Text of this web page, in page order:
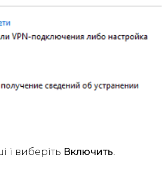
і виберіть Включить.